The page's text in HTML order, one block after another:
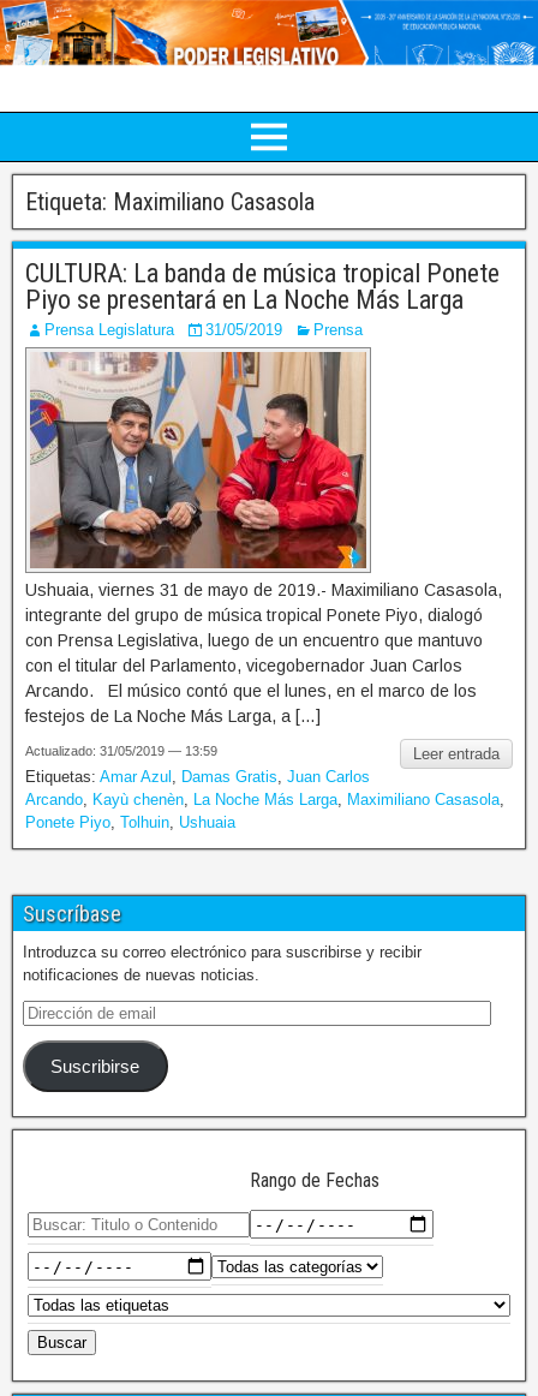
Etiqueta: Maximiliano Casasola
CULTURA: La banda de música tropical Ponete
Piyo se presentará en La Noche Más Larga
Prensa Legislatura 31/05/2019 Prensa
Ushuaia, viernes 31 de mayo de 2019.- Maximiliano Casasola,
integrante del grupo de música tropical Ponete Piyo, dialogó
con Prensa Legislativa, luego de un encuentro que mantuvo
con el titular del Parlamento, vicegobernador Juan Carlos
Arcando. El músico contó que el lunes, en el marco de los
festejos de La Noche Más Larga, a […]
Leer entrada
Actualizado: 31/05/2019 — 13:59
Etiquetas: Amar Azul Damas Gratis Juan Carlos
Arcando
Kayù chenèn La Noche Más Larga Maximiliano Casasola
Ponete Piyo Tolhuin Ushuaia
Suscríbase
Introduzca su correo electrónico para suscribirse y recibir
notificaciones de nuevas noticias.
Suscribirse
Rango de Fechas